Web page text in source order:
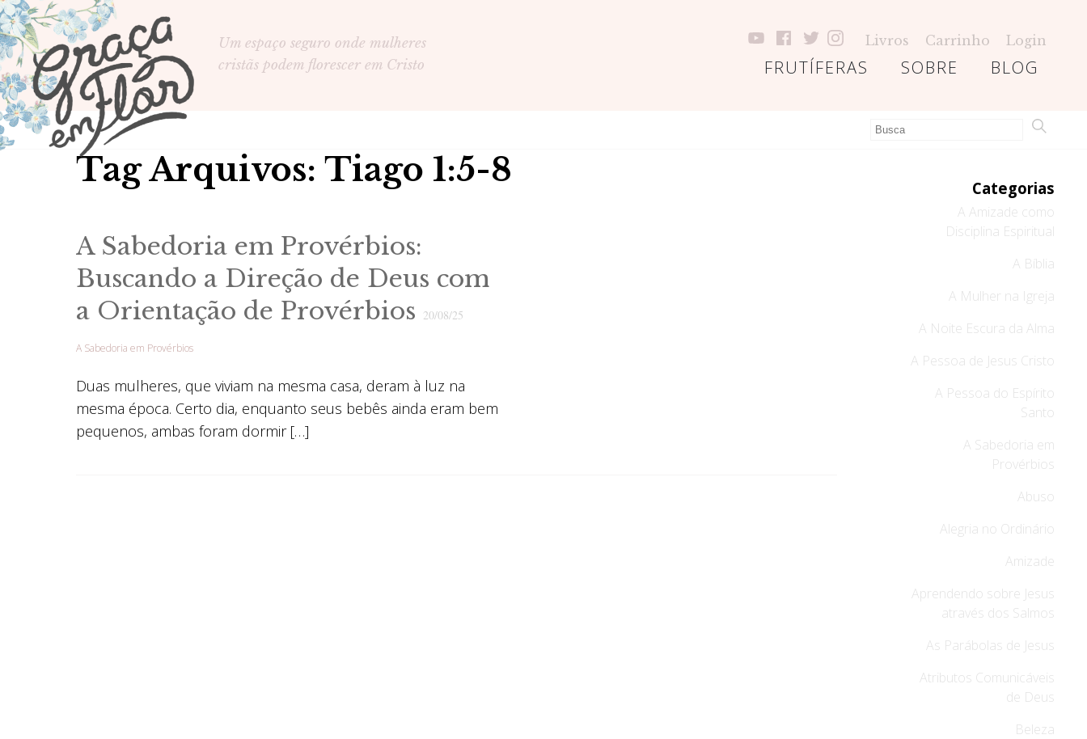
Um espaço seguro onde mulheres
cristãs podem florescer em Cristo
Livros Carrinho Login
BLOG
SOBRE
FRUTÍFERAS
Tag Arquivos: Tiago 1:5-8
A Sabedoria em Provérbios:
Buscando a Direção de Deus com
a Orientação de Provérbios 20/08/25
A Sabedoria em Provérbios
Duas mulheres, que viviam na mesma casa, deram à luz na
mesma época. Certo dia, enquanto seus bebês ainda eram bem
pequenos, ambas foram dormir […]
Categorias
A Amizade como
Disciplina Espiritual
A Bíblia
A Mulher na Igreja
A Noite Escura da Alma
A Pessoa de Jesus Cristo
A Pessoa do Espírito
Santo
A Sabedoria em
Provérbios
Abuso
Alegria no Ordinário
Amizade
Aprendendo sobre Jesus
através dos Salmos
As Parábolas de Jesus
Atributos Comunicáveis
de Deus
Beleza